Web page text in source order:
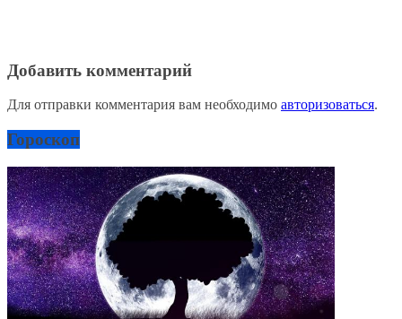
Добавить комментарий
Для отправки комментария вам необходимо авторизоваться.
Гороскоп